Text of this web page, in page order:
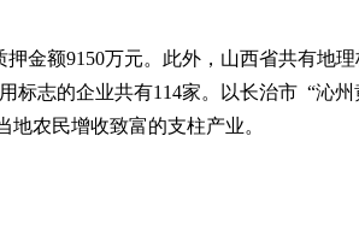
金额9150万元。此外，山西省共有地
标志的企业共有114家。以长治市 “沁州
地农民增收致富的支柱产业。